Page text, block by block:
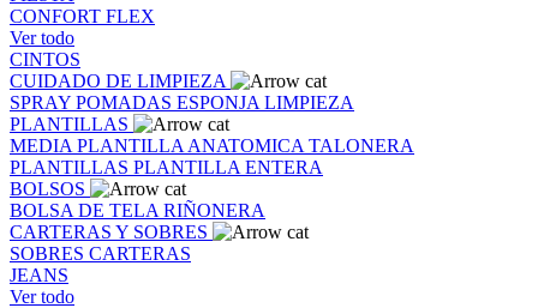
CONFORT FLEX
Ver todo
CINTOS
CUIDADO DE LIMPIEZA
SPRAY POMADAS ESPONJA LIMPIEZA
PLANTILLAS
MEDIA PLANTILLA ANATOMICA TALONERA
PLANTILLAS PLANTILLA ENTERA
BOLSOS
BOLSA DE TELA RIÑONERA
CARTERAS Y SOBRES
SOBRES CARTERAS
JEANS
Ver todo